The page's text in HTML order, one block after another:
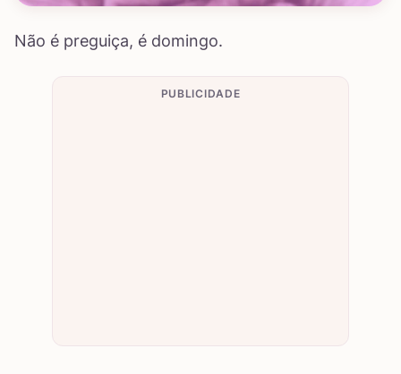
Não é preguiça, é domingo.
PUBLICIDADE